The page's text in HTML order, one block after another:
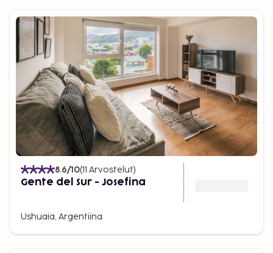
8.6/10(11 Arvostelut)
Gente del Sur - Josefina
Ushuaia, Argentiina